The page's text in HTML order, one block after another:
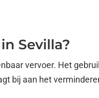
Sevilla?
vervoer. Het
bij aan het